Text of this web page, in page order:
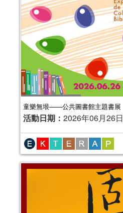
童樂無垠——公共圖書館主題書展
活動日期： 2026年06月26日